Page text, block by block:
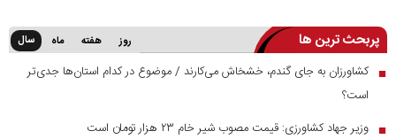
پربحث ترین ها روز هفته ماه سال
■ کشاورزان به جای گندم، خشخاش می‌کارند / موضوع در کدام استان‌ها جدی‌تر
است؟
■ وزیر جهاد کشاورزی: قیمت مصوب شیر خام ۲۳ هزار تومان است